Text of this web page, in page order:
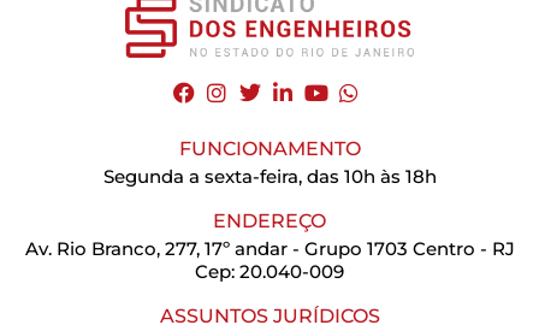
FUNCIONAMENTO
Segunda a sexta-feira, das 10h às 18h
ENDEREÇO
Av. Rio Branco, 277, 17º andar - Grupo 1703 Centro - RJ
Cep: 20.040-009
ASSUNTOS JURÍDICOS